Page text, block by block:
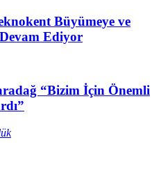
Büyümeye ve
Ediyor
“Bizim İçin Önemli